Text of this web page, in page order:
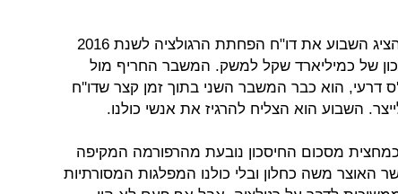
ראש הממשלה בנימין נתניהו הציג השבוע את דו"ח הפחתת הרגולציה לשנת 2016
של כמיליארד שקל למשק. המשבר החריף מול
דרעי, הוא כבר המשבר השני בתוך זמן קצר שדו''ח
השבוע הוא הצליח להרגיז את אנשי כולנו.
כמחצית מסכום החיסכון נובעת מהרפורמה המקיפה
האוצר משה כחלון ובלי כולנו המפלגות המסורתיות